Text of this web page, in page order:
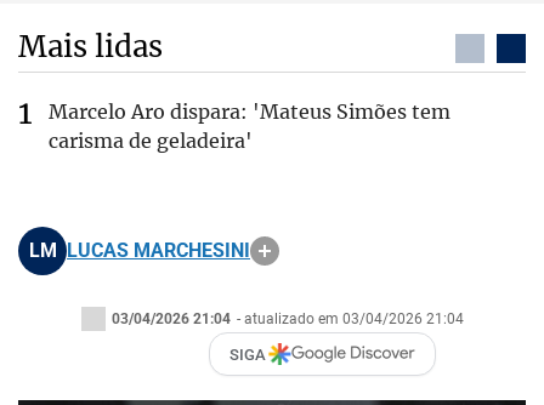
Mais lidas
Marcelo Aro dispara: 'Mateus Simões tem
carisma de geladeira'
LM LUCAS MARCHESINI
03/04/2026 21:04 - atualizado em 03/04/2026 21:04
SIGA